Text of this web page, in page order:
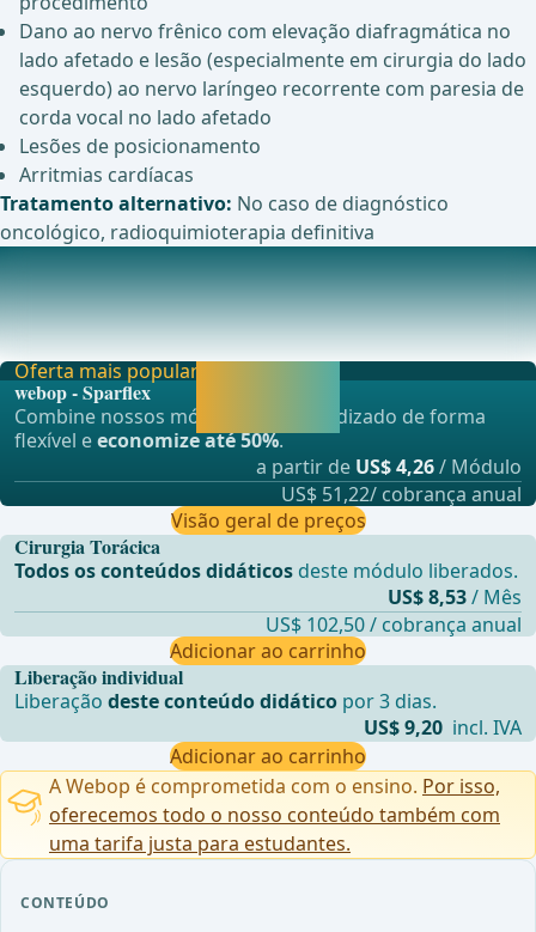
CONTEÚDO
Dano ao nervo frênico com elevação diafragmática no
lado afetado e lesão (especialmente em cirurgia do lado
esquerdo) ao nervo laríngeo recorrente com paresia de
corda vocal no lado afetado
Lesões de posicionamento
Arritmias cardíacas
Tratamento alternativo: No caso de diagnóstico
oncológico, radioquimioterapia definitiva
Anestesia
Anestesia por intubação com ventilação monopulmonar
do lado oposto. ... - Operações de Cirurgia Ger
Liberação individual
Liberaçãodeste conteúdo didático por 3 dias.
US$ 9,20 incl. IVA
Adicionar ao carrinho
Oferta mais popular
webop - Sparflex
Combine nossos módulos de aprendizado de forma
flexível eeconomize até 50%.
a partir de US$ 4,26/ Módulo
US$ 51,22/ cobrança anual
Visão geral de preços
Cirurgia Torácica
Todos os conteúdos didáticos deste módulo liberados.
US$ 8,53/ Mês
US$ 102,50 / cobrança anual
Adicionar ao carrinho
A Webop é comprometida com o ensino. Por isso,
oferecemos todo o nosso conteúdo também com
uma tarifa justa para estudantes.